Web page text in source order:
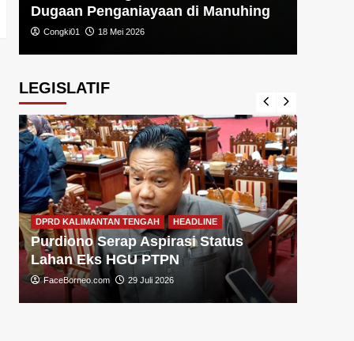
Dugaan Penganiayaan di Manuhing
Congki01 18 Mei 2026
LEGISLATIF
DPRD KALIMANTAN TENGAH HEADLINE
Purdiono Serap Aspirasi Status
Lahan Eks HGU PTPN
FaceBorneo.com 29 Juli 2026